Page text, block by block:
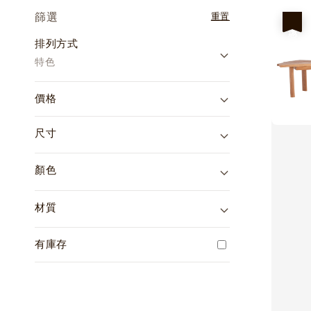
篩選 重置
排列方式
特色
價格
尺寸
顏色
材質
有庫存